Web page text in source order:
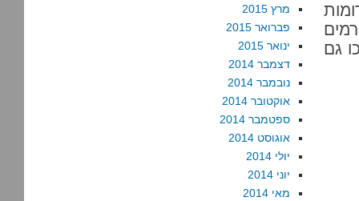
גם
מרץ 2015
פברואר 2015
ינואר 2015
דצמבר 2014
נובמבר 2014
אוקטובר 2014
ספטמבר 2014
אוגוסט 2014
יולי 2014
יוני 2014
מאי 2014